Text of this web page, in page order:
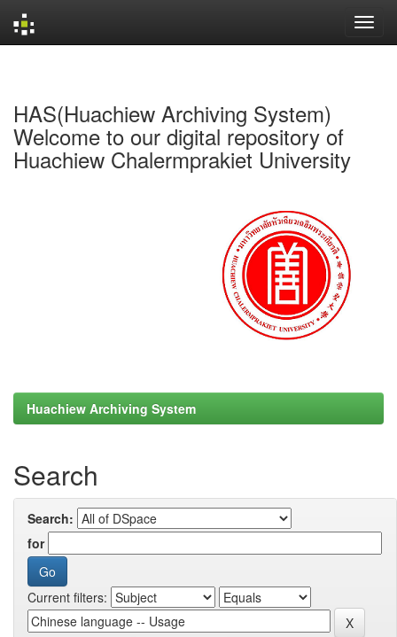
HAS(Huachiew Archiving System)
Welcome to our digital repository of
Huachiew Chalermprakiet University
Huachiew Archiving System
Search
Search:
for
Current filters: